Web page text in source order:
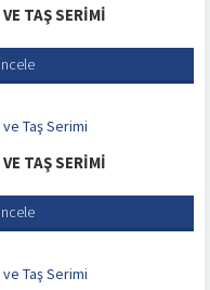
TAŞ SERIMI
TAŞ SERIMI